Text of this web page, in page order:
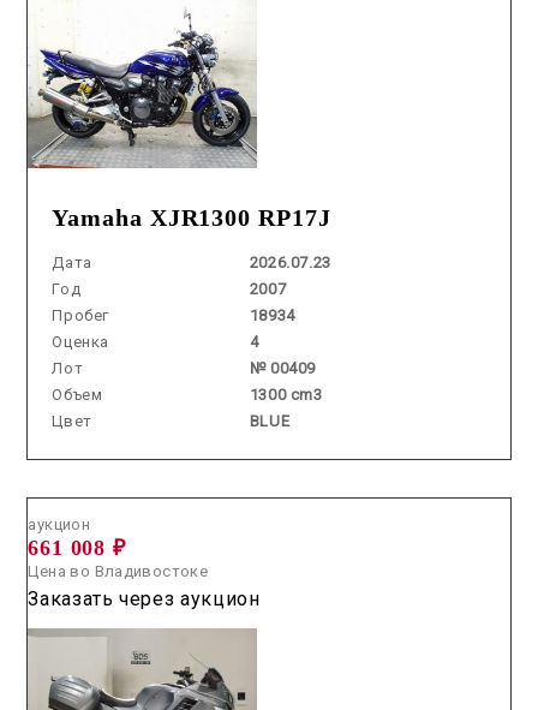
Yamaha XJR1300 RP17J
Дата
2026.07.23
Год
2007
Пробег
18934
Оценка
4
Лот
№ 00409
Объем
1300 cm3
Цвет
BLUE
аукцион
661 008 ₽
Цена во Владивостоке
Заказать через аукцион